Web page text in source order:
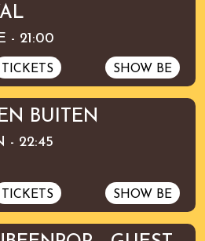
- 21:00
TICKETS SHOW BE
BUITEN
- 22:45
TICKETS SHOW BE